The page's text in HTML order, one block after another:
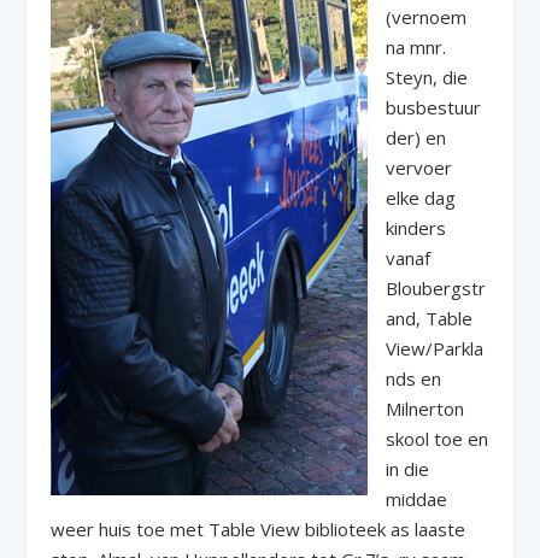
(vernoem
na mnr.
Steyn, die
busbestuur
der) en
vervoer
elke dag
kinders
vanaf
Bloubergstr
and, Table
View/Parkla
nds en
Milnerton
skool toe en
in die
middae
weer huis toe met Table View biblioteek as laaste